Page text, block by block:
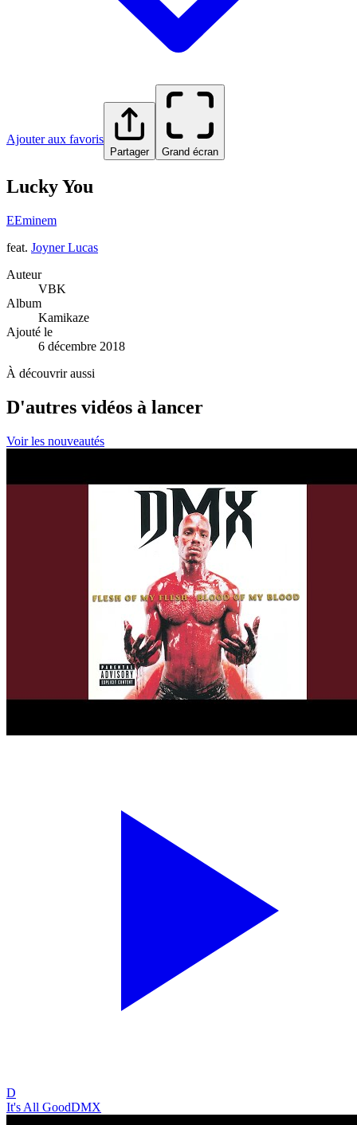
Ajouter aux favoris
Partager Grand écran
Lucky You
EEminem
feat. Joyner Lucas
Auteur
VBK
Album
Kamikaze
Ajouté le
6 décembre 2018
À découvrir aussi
D'autres vidéos à lancer
Voir les nouveautés
D
It's All GoodDMX